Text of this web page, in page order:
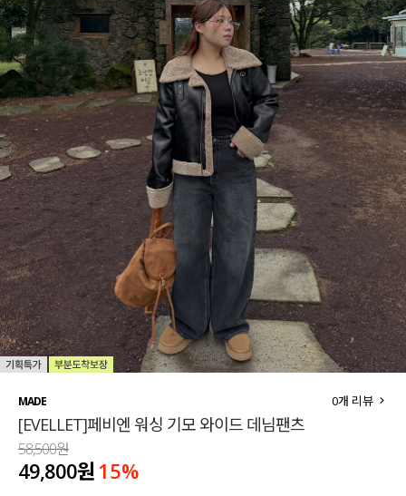
도착보장⚡
인플루언서 pick!
신상 5%
베스트
MADE
세트할인 ~30%
하객룩
살안타템
110사이즈
티셔츠
팬츠
ALL
익스클루시브
아우터
티셔츠
니트
블라우스
원피스
스커트
언더웨어
MADE
[EVELLET]페비엔 워싱 기모 와이드 데님팬츠
0개 리뷰
58,500원
49,800원 15%